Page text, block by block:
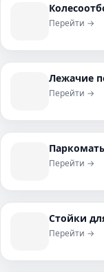
Перейти →
Лежачие
Перейти →
Перейти →
Стойки
Перейти →